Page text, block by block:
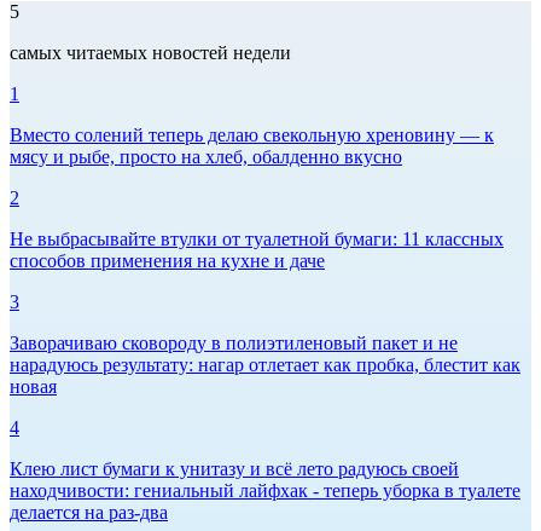
5
самых читаемых новостей недели
1
Вместо солений теперь делаю свекольную хреновину — к
мясу и рыбе, просто на хлеб, обалденно вкусно
2
Не выбрасывайте втулки от туалетной бумаги: 11 классных
способов применения на кухне и даче
3
Заворачиваю сковороду в полиэтиленовый пакет и не
нарадуюсь результату: нагар отлетает как пробка, блестит как
новая
4
Клею лист бумаги к унитазу и всё лето радуюсь своей
находчивости: гениальный лайфхак - теперь уборка в туалете
делается на раз-два